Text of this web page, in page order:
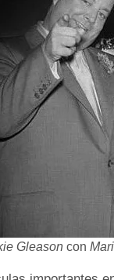
Gleason con